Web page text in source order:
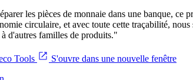
les pièces de monnaie dans une banque,
circulaire, et avec toute cette traçabilité,
d'autres familles de produits."
Tools
S'ouvre dans une nouvelle fenêtre